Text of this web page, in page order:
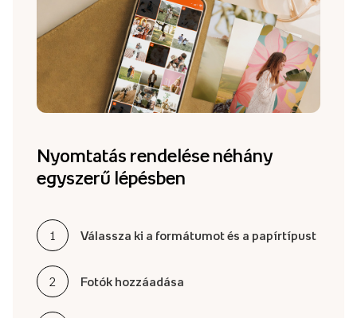
Nyomtatás rendelése néhány
egyszerű lépésben
1 Válassza ki a formátumot és a papírtípust
2 Fotók hozzáadása